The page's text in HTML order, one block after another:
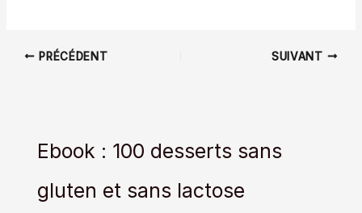
PRÉCÉDENT SUIVANT
Ebook : 100 desserts sans
gluten et sans lactose